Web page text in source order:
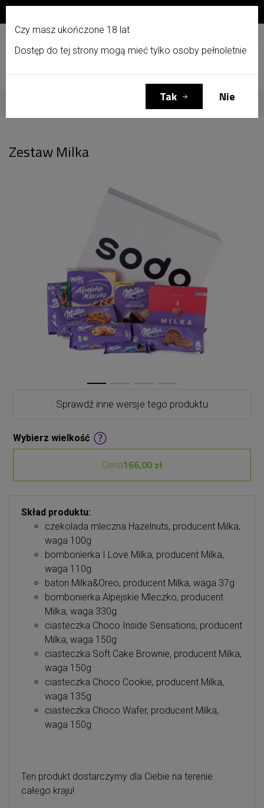
Menu Zaloguj się Koszyk (0)
Zestaw Milka
Sprawdź inne wersje tego produktu
Wybierz wielkość
Cena166,00 zł
Skład produktu:
czekolada mleczna Hazelnuts, producent Milka,
waga 100g
bombonierka I Love Milka, producent Milka,
waga 110g
baton Milka&Oreo, producent Milka, waga 37g
bombonierka Alpejskie Mleczko, producent
Milka, waga 330g
ciasteczka Choco Inside Sensations, producent
Milka, waga 150g
ciasteczka Soft Cake Brownie, producent Milka,
waga 150g
ciasteczka Choco Cookie, producent Milka,
waga 135g
ciasteczka Choco Wafer, producent Milka,
waga 150g
Ten produkt dostarczymy dla Ciebie na terenie
całego kraju!
Czy masz ukończone 18 lat
Dostęp do tej strony mogą mieć tylko osoby pełnoletnie
Tak Nie